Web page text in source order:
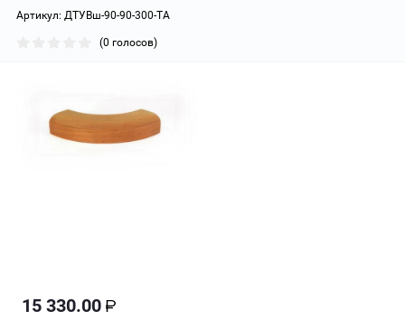
Артикул: ДТУВш-90-90-300-ТА
(0 голосов)
15 330.00